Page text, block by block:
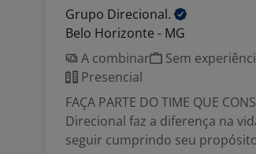
Grupo Direcional.
Belo Horizonte - MG
A combinar
Sem
Presencial
FAÇA PARTE DO TIME QUE
Direcional faz a diferença na
seguir cumprindo seu